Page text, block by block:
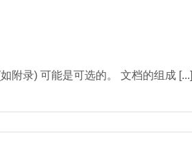
附录) 可能是可选的。 文档的组成 [...]